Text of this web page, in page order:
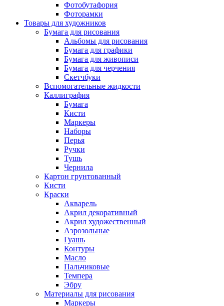
Фотобутафория
Фоторамки
Товары для художников
Бумага для рисования
Альбомы для рисования
Бумага для графики
Бумага для живописи
Бумага для черчения
Скетчбуки
Вспомогательные жидкости
Каллиграфия
Бумага
Кисти
Маркеры
Наборы
Перья
Ручки
Тушь
Чернила
Картон грунтованный
Кисти
Краски
Акварель
Акрил декоративный
Акрил художественный
Аэрозольные
Гуашь
Контуры
Масло
Пальчиковые
Темпера
Эбру
Материалы для рисования
Маркеры